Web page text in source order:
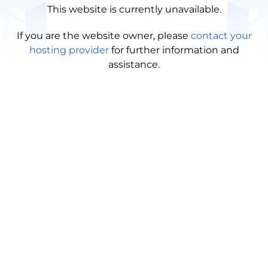
This website is currently unavailable.
If you are the website owner, please contact your
hosting provider for further information and
assistance.